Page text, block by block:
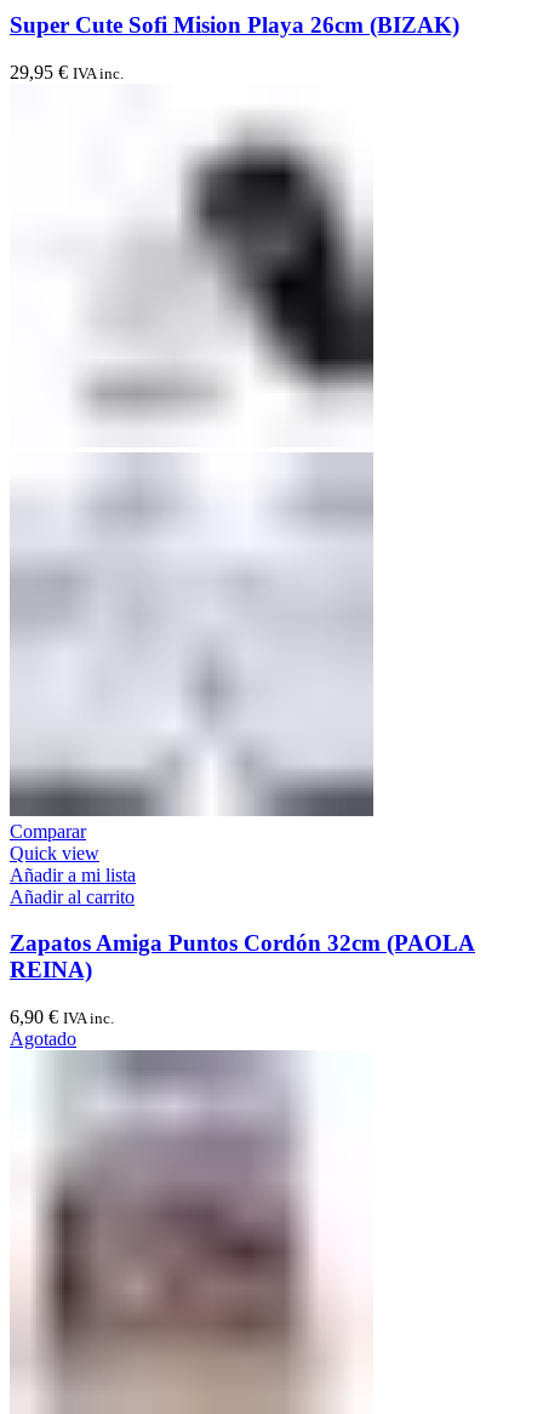
Super Cute Sofi Mision Playa 26cm (BIZAK)
29,95 € IVA inc.
Comparar
Quick view
Añadir a mi lista
Añadir al carrito
Zapatos Amiga Puntos Cordón 32cm (PAOLA
REINA)
6,90 € IVA inc.
Agotado